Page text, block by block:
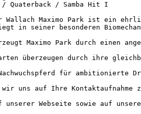
/ Quaterback / Samba Hit I
Wallach Maximo Park ist ein
in seiner besonderen
Maximo Park durch einen
überzeugen durch ihre
für ambitionierte
uns auf Ihre Kontaktaufnahme
Webseite sowie auf